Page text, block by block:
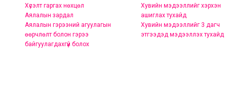
Хүсэлт гаргах нөхцөл
Аялалын зардал
Аялалын гэрээний агуулагын
өөрчлөлт болон гэрээ
байгуулагдахгүй болох
Хувийн мэдээллийг хэрхэн
ашиглах тухайд
Хувийн мэдээллийг 3 дагч
этгээдэд мэдээллэх тухайд